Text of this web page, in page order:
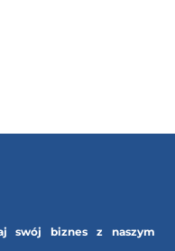
swój biznes z naszym